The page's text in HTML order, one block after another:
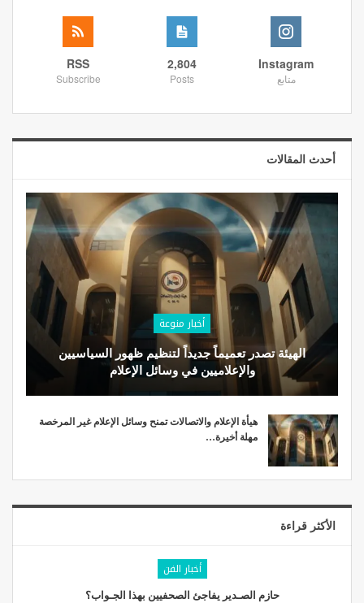
Instagram
متابع
2,804
Posts
RSS
Subscribe
أحدث المقالات
أخبار منوعة
الهيئة تصدر تعميماً جديداً لتنظيم ظهور السياسيين
والإعلاميين في وسائل الإعلام
هيأة الإعلام والاتصالات تمنح وسائل الإعلام غير المرخصة
مهلة أخيرة…
الأكثر قراءة
أخبار الفن
حازم الصـدير يفاجئ الصحفيين بهذا الجـواب؟